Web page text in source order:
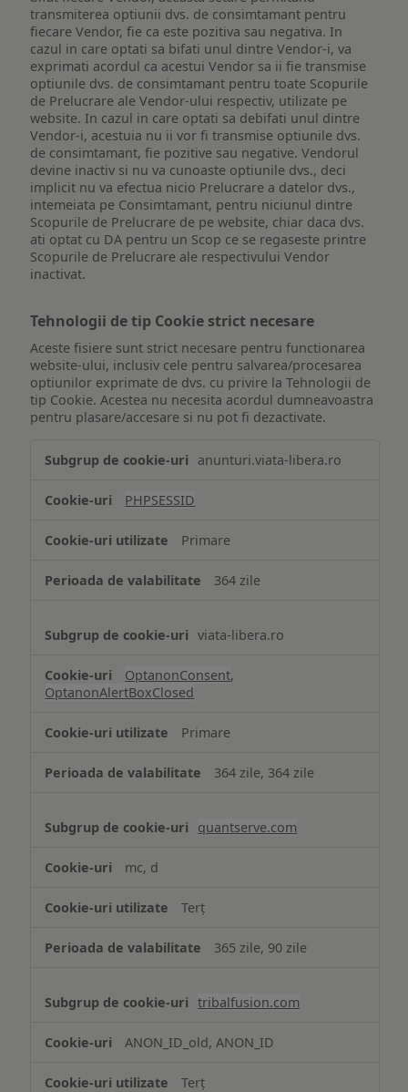
transmiterea optiunii dvs. de consimtamant pentru
fiecare Vendor, fie ca este pozitiva sau negativa. In
cazul in care optati sa bifati unul dintre Vendor-i, va
exprimati acordul ca acestui Vendor sa ii fie transmise
optiunile dvs. de consimtamant pentru toate Scopurile
de Prelucrare ale Vendor-ului respectiv, utilizate pe
website. In cazul in care optati sa debifati unul dintre
Vendor-i, acestuia nu ii vor fi transmise optiunile dvs.
de consimtamant, fie pozitive sau negative. Vendorul
devine inactiv si nu va cunoaste optiunile dvs., deci
implicit nu va efectua nicio Prelucrare a datelor dvs.,
intemeiata pe Consimtamant, pentru niciunul dintre
Scopurile de Prelucrare de pe website, chiar daca dvs.
ati optat cu DA pentru un Scop ce se regaseste printre
Scopurile de Prelucrare ale respectivului Vendor
inactivat.
Tehnologii de tip Cookie strict necesare
Aceste fisiere sunt strict necesare pentru functionarea
website-ului, inclusiv cele pentru salvarea/procesarea
optiunilor exprimate de dvs. cu privire la Tehnologii de
tip Cookie. Acestea nu necesita acordul dumneavoastra
pentru plasare/accesare si nu pot fi dezactivate.
de
Cookie
necesare
anunturi.viata-libera.ro
PHPSESSID
Primare
364 zile
viata-libera.ro
OptanonConsent,
OptanonAlertBoxClosed
Primare
364 zile, 364 zile
quantserve.com
mc, d
Terț
365 zile, 90 zile
tribalfusion.com
ANON_ID_old, ANON_ID
Terț